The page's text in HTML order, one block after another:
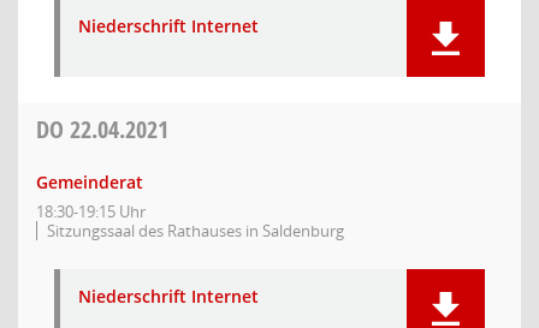
Niederschrift Internet
DO 22.04.2021
Gemeinderat
18:30-19:15 Uhr
Sitzungssaal des Rathauses in Saldenburg
Niederschrift Internet